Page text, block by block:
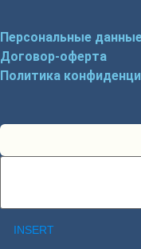
Персональные
Договор-оферта
Политика
INSERT